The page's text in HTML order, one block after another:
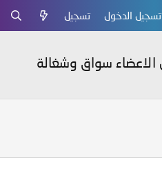
تسجيل الدخول تسجيل